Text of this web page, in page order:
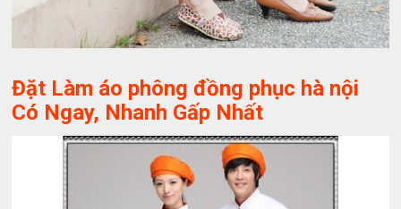
Đặt Làm áo phông đồng phục hà nội
Có Ngay, Nhanh Gấp Nhất